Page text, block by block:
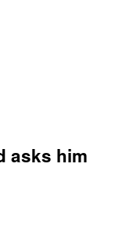
asks him